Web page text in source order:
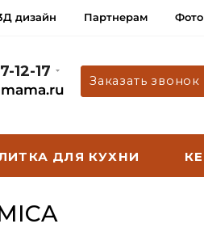
дизайн Партнерам Фото
12-17
Заказать звонок
ДЛЯ КУХНИ